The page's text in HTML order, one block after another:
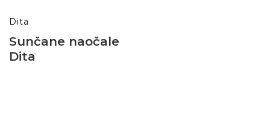
Dita
Sunčane naočale
Dita